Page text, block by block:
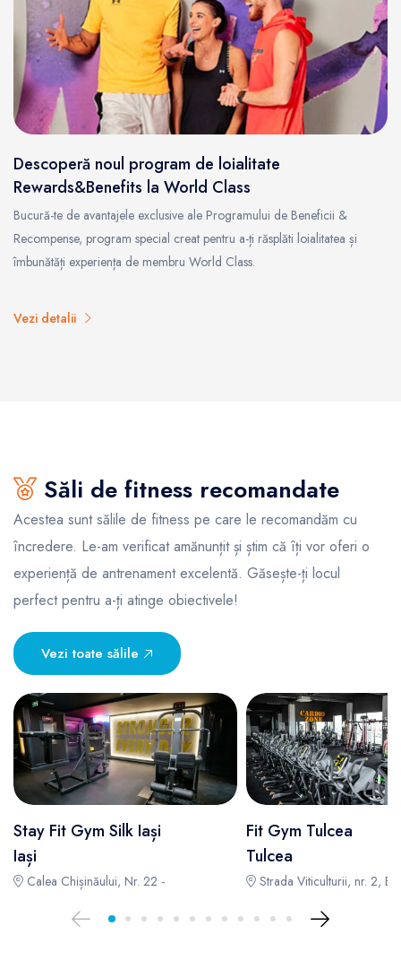
Descoperă noul program de loialitate
Rewards&Benefits la World Class
Bucură-te de avantajele exclusive ale Programului de Beneficii &
Recompense, program special creat pentru a-ți răsplăti loialitatea și
îmbunătăți experiența de membru World Class.
Vezi detalii
Săli de fitness recomandate
Acestea sunt sălile de fitness pe care le recomandăm cu
încredere. Le-am verificat amănunțit și știm că îți vor oferi o
experiență de antrenament excelentă. Găsește-ți locul
perfect pentru a-ți atinge obiectivele!
Vezi toate sălile
Stay Fit Gym Silk Iași
Iași
Calea Chișinăului, Nr. 22 -
Fit Gym Tulcea
Tulcea
Strada Viticulturii, nr. 2, B1